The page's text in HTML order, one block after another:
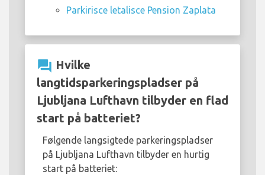
Parkirisce letalisce Pension Zaplata
question_answer Hvilke
langtidsparkeringspladser på
Ljubljana Lufthavn tilbyder en flad
start på batteriet?
Følgende langsigtede parkeringspladser
på Ljubljana Lufthavn tilbyder en hurtig
start på batteriet: